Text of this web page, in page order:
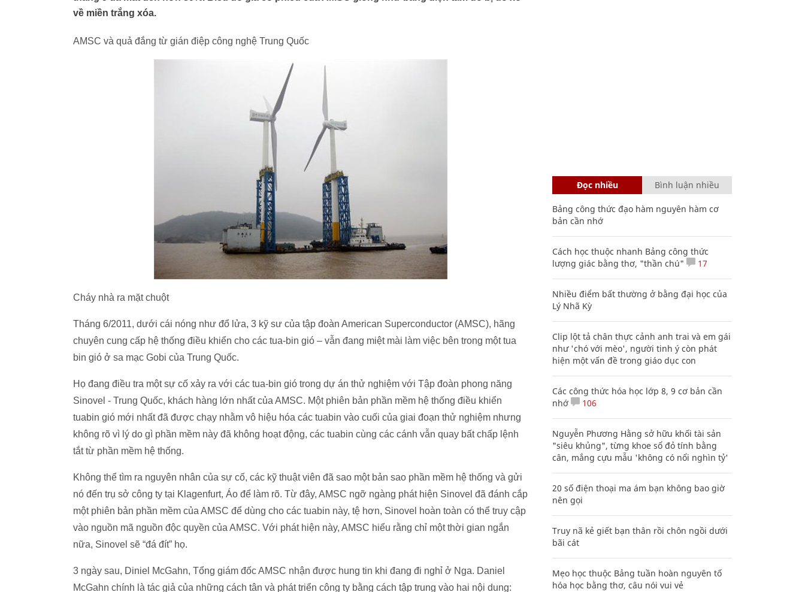
về miền trắng xóa.
AMSC và quả đắng từ gián điệp công nghệ Trung Quốc
Cháy nhà ra mặt chuột
Tháng 6/2011, dưới cái nóng như đổ lửa, 3 kỹ sư của tập đoàn American Superconductor (AMSC), hãng
chuyên cung cấp hệ thống điều khiển cho các tua-bin gió – vẫn đang miệt mài làm việc bên trong một tua
bin gió ở sa mạc Gobi của Trung Quốc.
Họ đang điều tra một sự cố xảy ra với các tua-bin gió trong dự án thử nghiệm với Tập đoàn phong năng
Sinovel - Trung Quốc, khách hàng lớn nhất của AMSC. Một phiên bản phần mềm hệ thống điều khiển
tuabin gió mới nhất đã được chạy nhằm vô hiệu hóa các tuabin vào cuối của giai đoạn thử nghiệm nhưng
không rõ vì lý do gì phần mềm này đã không hoạt động, các tuabin cùng các cánh vẫn quay bất chấp lệnh
tắt từ phần mềm hệ thống.
Không thể tìm ra nguyên nhân của sự cố, các kỹ thuật viên đã sao một bản sao phần mềm hệ thống và gửi
nó đến trụ sở công ty tại Klagenfurt, Áo để làm rõ. Từ đây, AMSC ngỡ ngàng phát hiện Sinovel đã đánh cắp
một phiên bản phần mềm của AMSC để dùng cho các tuabin này, tệ hơn, Sinovel hoàn toàn có thể truy cập
vào nguồn mã nguồn độc quyền của AMSC. Với phát hiện này, AMSC hiểu rằng chỉ một thời gian ngắn
nữa, Sinovel sẽ “đá đít” họ.
3 ngày sau, Diniel McGahn, Tổng giám đốc AMSC nhận được hung tin khi đang đi nghỉ ở Nga. Daniel
McGahn chính là tác giả của những cách tân và phát triển công ty bằng cách tập trung vào hai nội dung:
Đọc nhiều Bình luận nhiều
Bảng công thức đạo hàm nguyên hàm cơ
bản cần nhớ
Cách học thuộc nhanh Bảng công thức
lượng giác bằng thơ, "thần chú"
17
Nhiều điểm bất thường ở bằng đại học của
Lý Nhã Kỳ
Clip lột tả chân thực cảnh anh trai và em gái
như 'chó với mèo', người tinh ý còn phát
hiện một vấn đề trong giáo dục con
Các công thức hóa học lớp 8, 9 cơ bản cần
nhớ
106
Nguyễn Phương Hằng sở hữu khối tài sản
"siêu khủng", từng khoe sổ đỏ tính bằng
cân, mắng cựu mẫu 'không có nổi nghìn tỷ'
20 số điện thoại ma ám bạn không bao giờ
nên gọi
Truy nã kẻ giết bạn thân rồi chôn ngồi dưới
bãi cát
Mẹo học thuộc Bảng tuần hoàn nguyên tố
hóa học bằng thơ, câu nói vui vẻ